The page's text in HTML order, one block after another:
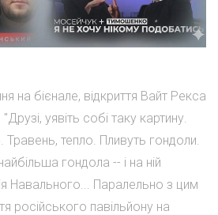
на бієнале, відкриття Вайт Рекса
уявіть собі таку картину.
Травень, тепло. Пливуть гондоли.
гондола -- і на ній
Навального... Паралельно з цим
російського павільйону на